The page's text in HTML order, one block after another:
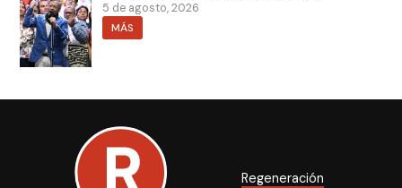
5 de agosto, 2026
MÁS
Regeneración